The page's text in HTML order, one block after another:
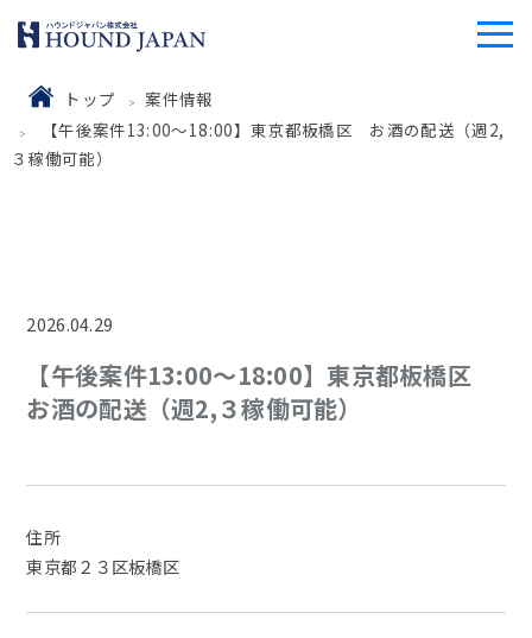
トップ
案件情報
【午後案件13:00～18:00】東京都板橋区 お酒の配送（週2,
３稼働可能）
2026.04.29
【午後案件13:00～18:00】東京都板橋区
お酒の配送（週2,３稼働可能）
住所
東京都２３区板橋区